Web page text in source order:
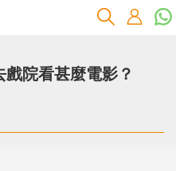
院看甚麼電影？